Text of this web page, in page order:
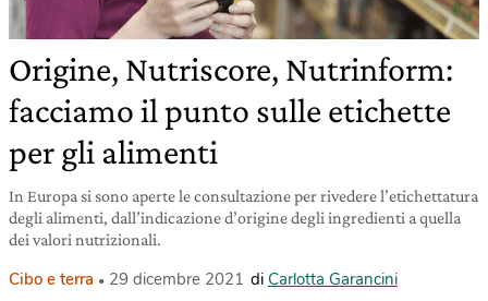
Origine, Nutriscore, Nutrinform:
facciamo il punto sulle etichette
per gli alimenti
In Europa si sono aperte le consultazione per rivedere l’etichettatura
degli alimenti, dall’indicazione d’origine degli ingredienti a quella
dei valori nutrizionali.
Cibo e terra 29 dicembre 2021 di Carlotta Garancini